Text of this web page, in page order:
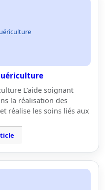
L’aide soignant
la réalisation des
réalise les soins liés aux